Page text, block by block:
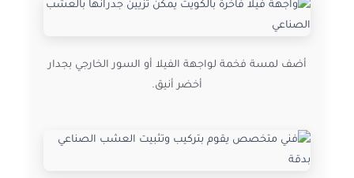
أضف لمسة فخمة لواجهة الفيلا أو السور الخارجي بجدار
أخضر أنيق.